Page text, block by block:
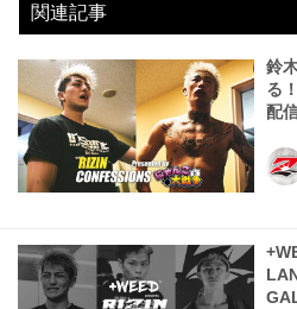
関連記事
鈴
る
配